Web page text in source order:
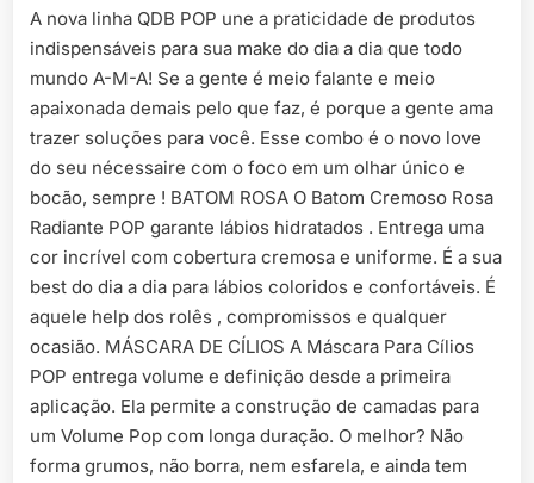
A nova linha QDB POP une a praticidade de produtos
indispensáveis para sua make do dia a dia que todo
mundo A-M-A! Se a gente é meio falante e meio
apaixonada demais pelo que faz, é porque a gente ama
trazer soluções para você. Esse combo é o novo love
do seu nécessaire com o foco em um olhar único e
bocão, sempre ! BATOM ROSA O Batom Cremoso Rosa
Radiante POP garante lábios hidratados . Entrega uma
cor incrível com cobertura cremosa e uniforme. É a sua
best do dia a dia para lábios coloridos e confortáveis. É
aquele help dos rolês , compromissos e qualquer
ocasião. MÁSCARA DE CÍLIOS A Máscara Para Cílios
POP entrega volume e definição desde a primeira
aplicação. Ela permite a construção de camadas para
um Volume Pop com longa duração. O melhor? Não
forma grumos, não borra, nem esfarela, e ainda tem